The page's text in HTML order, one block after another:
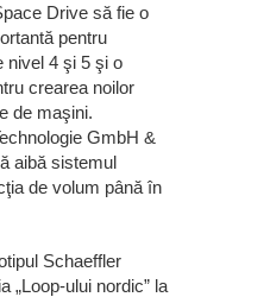
Drive să fie o
pentru
nivel 4 şi 5 şi o
crearea noilor
de maşini.
GmbH &
aibă sistemul
de volum până în
Schaeffler
„Loop-ului nordic” la